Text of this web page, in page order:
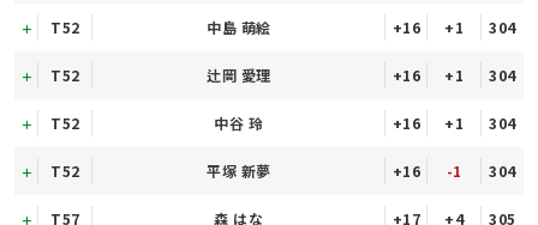
T52 中島 萌絵 +16 +1 304
T52 辻岡 愛理 +16 +1 304
T52 中谷 玲 +16 +1 304
T52 平塚 新夢 +16 -1 304
T57 森 はな +17 +4 305